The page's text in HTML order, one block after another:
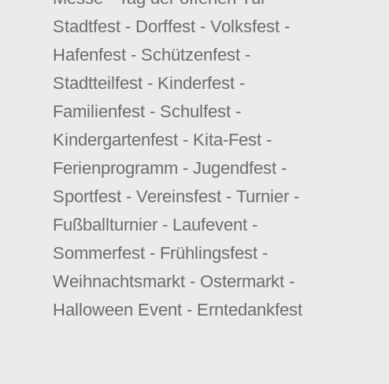
Stadtfest - Dorffest - Volksfest -
Hafenfest - Schützenfest -
Stadtteilfest - Kinderfest -
Familienfest - Schulfest -
Kindergartenfest - Kita-Fest -
Ferienprogramm - Jugendfest -
Sportfest - Vereinsfest - Turnier -
Fußballturnier - Laufevent -
Sommerfest - Frühlingsfest -
Weihnachtsmarkt - Ostermarkt -
Halloween Event - Erntedankfest